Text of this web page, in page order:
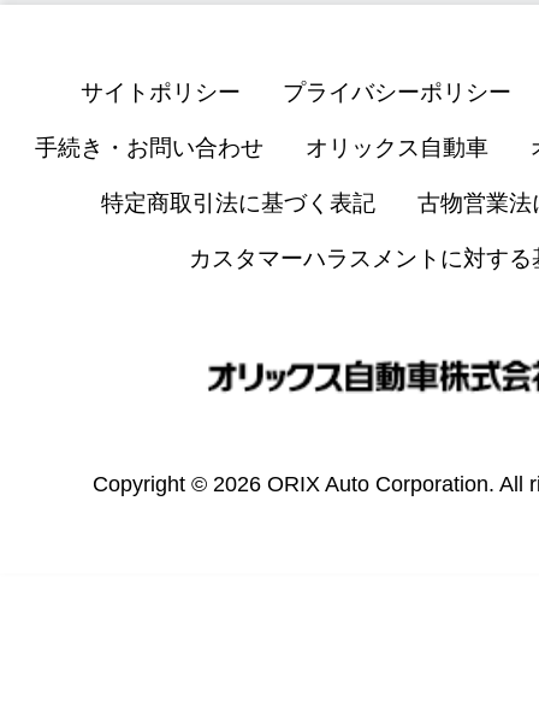
サイトポリシー プライバシーポリシー
手続き・お問い合わせ オリックス自動車
特定商取引法に基づく表記 古物営業法
カスタマーハラスメントに対する
Copyright © 2026 ORIX Auto Corporation. All